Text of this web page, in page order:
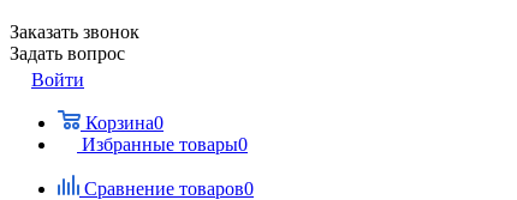
Заказать звонок
Задать вопрос
Войти
Корзина0
Избранные товары0
Сравнение товаров0